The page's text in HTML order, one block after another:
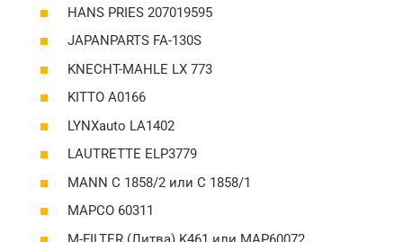
HANS PRIES 207019595
JAPANPARTS FA-130S
KNECHT-MAHLE LX 773
KITTO A0166
LYNXauto LA1402
LAUTRETTE ELP3779
MANN C 1858/2 или C 1858/1
MAPCO 60311